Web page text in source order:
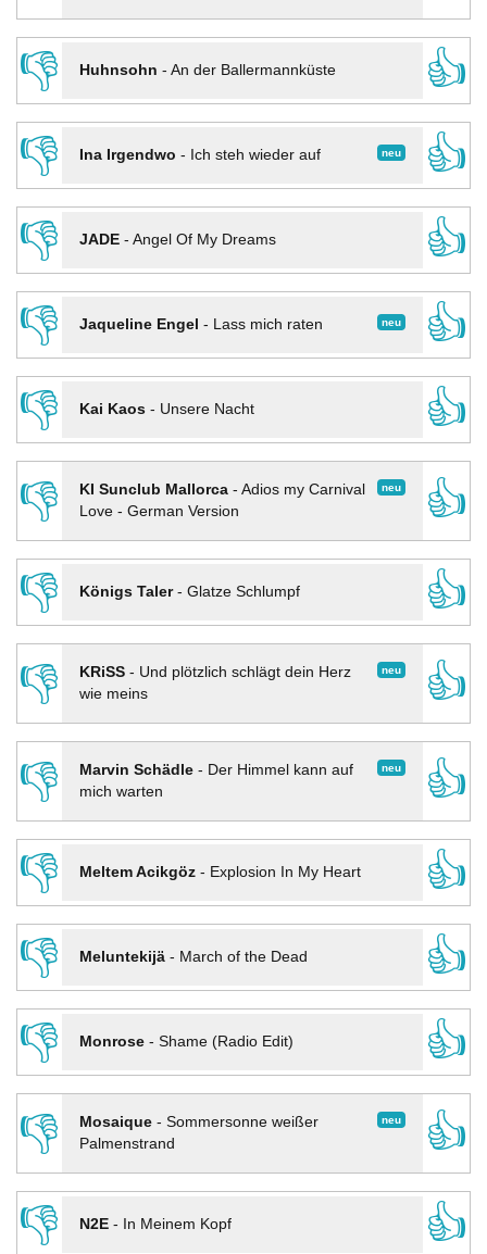
👎
Huhnsohn - An der Ballermannküste
👍
👎
neu
Ina Irgendwo - Ich steh wieder auf
👍
👎
JADE- Angel Of My Dreams
👍
👎
neu
Jaqueline Engel - Lass mich raten
👍
👎
Kai Kaos- Unsere Nacht
👍
👎
neu
KI Sunclub Mallorca- Adios my Carnival
Love - German Version
👍
👎
Königs Taler- Glatze Schlumpf
👍
👎
neu
KRiSS- Und plötzlich schlägt dein Herz
wie meins
👍
👎 neu
Marvin Schädle- Der Himmel kann auf
mich warten
👍
👎
Meltem Acikgöz- Explosion In My Heart
👍
👎
Meluntekijä- March of the Dead
👍
👎
Monrose- Shame (Radio Edit)
👍
👎
neu
Mosaique- Sommersonne weißer
Palmenstrand
👍
👎
N2E- In Meinem Kopf
👍